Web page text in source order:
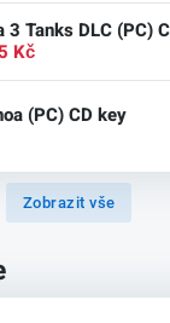
3 Tanks DLC (PC)
Kč
(PC) CD key
Zobrazit vše